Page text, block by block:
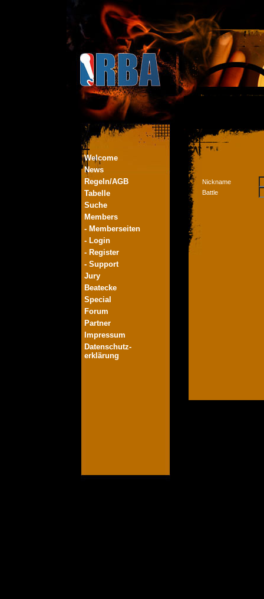
Welcome
News
Regeln/AGB
Tabelle
Suche
Members
- Memberseiten
- Login
- Register
- Support
Jury
Beatecke
Special
Forum
Partner
Impressum
Datenschutz-
erklärung
Nickname
Battle